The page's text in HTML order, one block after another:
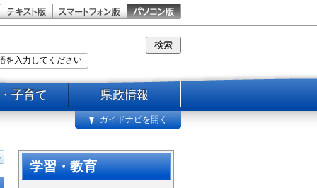
子育て 県政情報
ガイドナビを開く
学習・教育